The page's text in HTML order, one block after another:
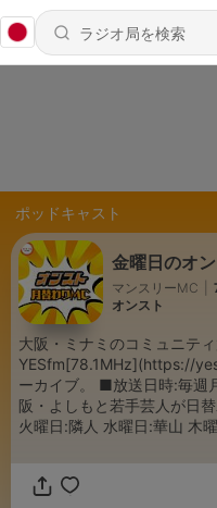
ポッドキャスト
金曜日のオ
マンスリーMC
オンスト
大阪・ミナミのコミュニティ放送局 ミナ
YESfm[78.1MHz](https://
ーカイブ。 ■放送日時:毎週月曜日〜金曜日 16:00〜18:00 ■大
阪・よしもと若手芸人が日替わりで出演中
火曜日:隣人 水曜日:華山 木曜日:タチマチ 金曜日:マンスリーメン